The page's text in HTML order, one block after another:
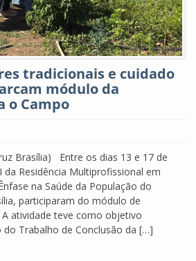
tradicionais e cuidado
módulo da
o Campo
Brasília) Entre os dias 13 e 17 de
da Residência Multiprofissional em
na Saúde da População do
participaram do módulo de
atividade teve como objetivo
Trabalho de Conclusão da […]